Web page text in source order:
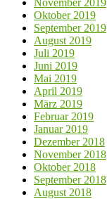
Oktober 2019
September 2019
August 2019
Juli 2019
Juni 2019
Mai 2019
April 2019
März 2019
Februar 2019
Januar 2019
Dezember 2018
November 2018
Oktober 2018
September 2018
August 2018